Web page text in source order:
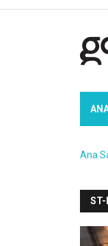
Ana
ST-